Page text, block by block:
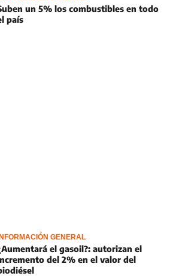
un 5% los combustibles en todo
país
INFORMACIÓN GENERAL
el gasoil?: autorizan el
del 2% en el valor del